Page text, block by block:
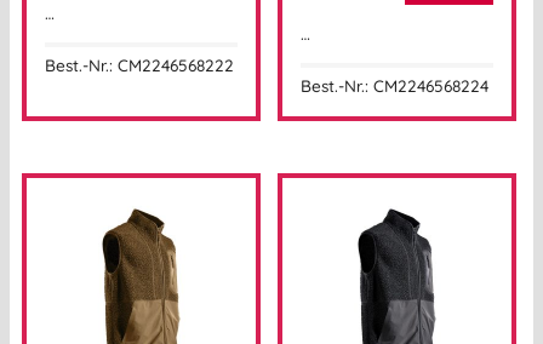
…
Best.-Nr.: CM2246568222
…
Best.-Nr.: CM2246568224